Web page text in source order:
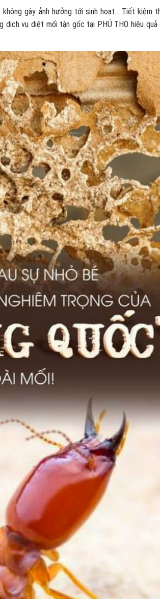
gây ảnh hưởng tới sinh hoạt... Tiết kiệm
dịch vụ diệt mối tận gốc tại PHÚ THỌ hiệu